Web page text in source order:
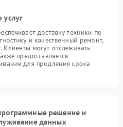
доставку техники по
и качественный ремонт,
могут отслеживать
предоставляется
для продления срока
решение и
данных